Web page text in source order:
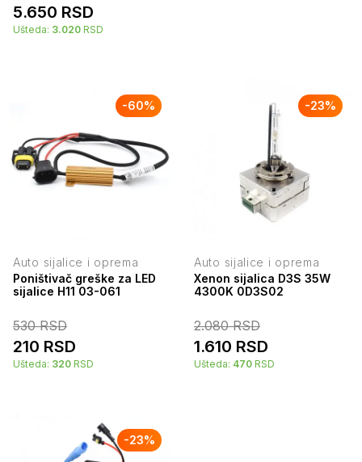
5.650 RSD
Ušteda: 3.020 RSD
-60%
Auto sijalice i oprema
Poništivač greške za LED
sijalice H11 03-061
530RSD
210 RSD
Ušteda: 320 RSD
-23%
Auto sijalice i oprema
Xenon sijalica D3S 35W
4300K 0D3S02
2.080RSD
1.610 RSD
Ušteda: 470 RSD
-23%